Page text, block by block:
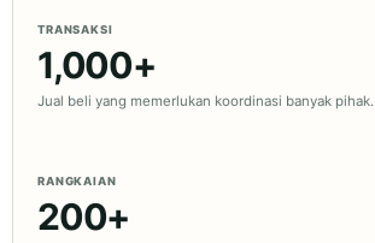
TRANSAKSI
1,000+
Jual beli yang memerlukan koordinasi banyak pihak.
RANGKAIAN
200+